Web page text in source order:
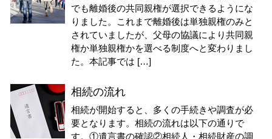
でも離婚後の共同親権が選択できるようにな
りました。これまで離婚後は単独親権のみと
されていましたが、父母の協議により共同親
権か単独親権かを選べる制度へと変わりまし
た。本記事では […]
相続の流れ
相続が開始すると、多くの手続きや調査が必
要となります。相続の流れは以下の通りで
す。①遺言書の確認②相続人・相続財産の調